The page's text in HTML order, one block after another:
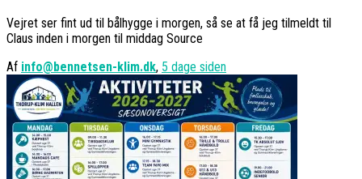
Vejret ser fint ud til bålhygge i morgen, så se at få jeg tilmeldt til
Claus inden i morgen til middag Source
Af info@bennetsen-klim.dk, 5 dage siden